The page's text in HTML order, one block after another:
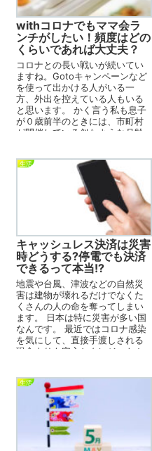
withコロナでもママ会ラ
ンチがしたい！頻度はどの
くらいであれば大丈夫？
コロナとの長い戦いが続いてい
ますね。Gotoキャンペーンなど
を使って出かける人がいる一
方、外出を控えている人もいる
と思います。 かく言う私も息子
が０歳前半のときには、市町村
が開催している似たような月齢
生活
キャッシュレス決済は災害
時どうする?停電でも決済
できるって本当!?
地震や台風、津波などの自然災
害は建物が壊れるだけでなくた
くさんの人の命を奪ってしまい
ます。 日本は特に災害が多い国
なんです。 最近ではコロナ感染
を気にして、直接手渡しされる
現金よりも安心とクレジットカ
生活